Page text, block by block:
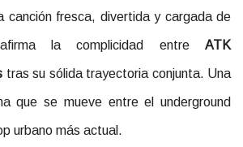
canción fresca, divertida y cargada de
la complicidad entre ATK
tras su sólida trayectoria conjunta. Una
que se mueve entre el underground
urbano más actual.